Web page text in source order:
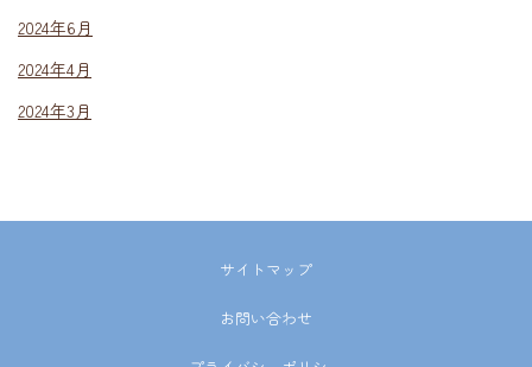
2024年6月
2024年4月
2024年3月
サイトマップ
お問い合わせ